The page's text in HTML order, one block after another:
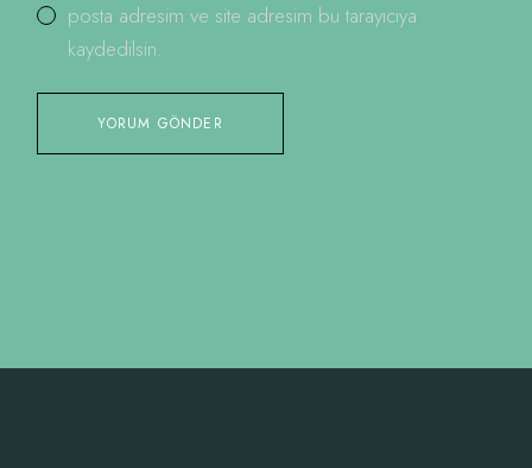
posta adresim ve site adresim bu tarayıcıya
kaydedilsin.
YORUM GÖNDER